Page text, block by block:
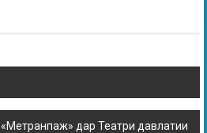
дар Театри давлатии